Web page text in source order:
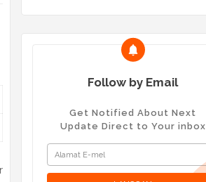
Follow by Email
Get Notified About Next
Update Direct to Your inbox